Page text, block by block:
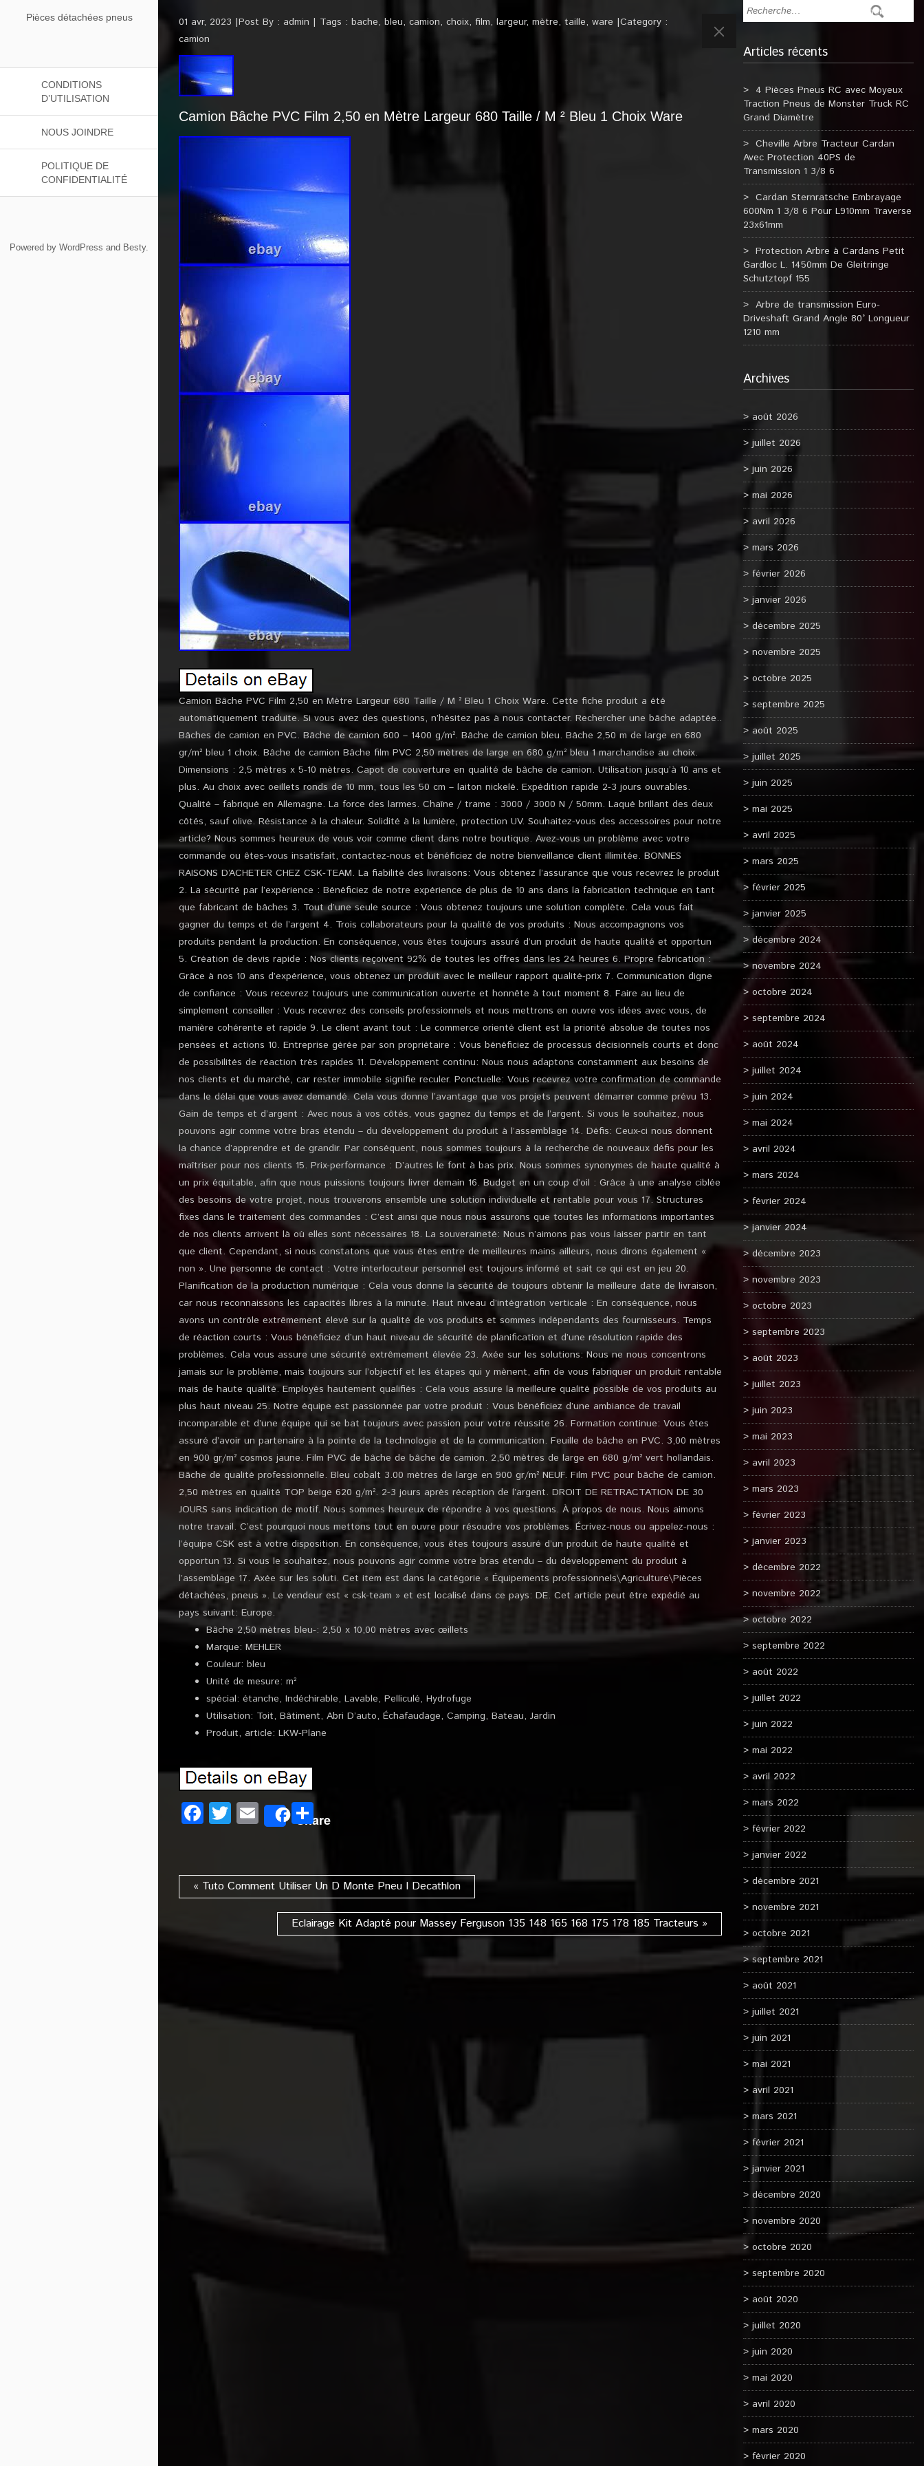
Pièces détachées pneus
CONDITIONS
D’UTILISATION
NOUS JOINDRE
POLITIQUE DE
CONFIDENTIALITÉ
Powered by WordPress and Besty.
01 avr, 2023 Post By : admin Tags : bache, bleu, camion, choix, film, largeur, mètre, taille, ware Category :
camion
Camion Bâche PVC Film 2,50 en Mètre Largeur 680 Taille / M ² Bleu 1 Choix Ware
Camion Bâche PVC Film 2,50 en Mètre Largeur 680 Taille / M ² Bleu 1 Choix Ware. Cette fiche produit a été
automatiquement traduite. Si vous avez des questions, n’hésitez pas à nous contacter. Rechercher une bâche adaptée..
Bâches de camion en PVC. Bâche de camion 600 – 1400 g/m². Bâche de camion bleu. Bâche 2,50 m de large en 680
gr/m² bleu 1 choix. Bâche de camion Bâche film PVC 2,50 mètres de large en 680 g/m² bleu 1 marchandise au choix.
Dimensions : 2,5 mètres x 5-10 mètres. Capot de couverture en qualité de bâche de camion. Utilisation jusqu’à 10 ans et
plus. Au choix avec oeillets ronds de 10 mm, tous les 50 cm – laiton nickelé. Expédition rapide 2-3 jours ouvrables.
Qualité – fabriqué en Allemagne. La force des larmes. Chaîne / trame : 3000 / 3000 N / 50mm. Laqué brillant des deux
côtés, sauf olive. Résistance à la chaleur. Solidité à la lumière, protection UV. Souhaitez-vous des accessoires pour notre
article? Nous sommes heureux de vous voir comme client dans notre boutique. Avez-vous un problème avec votre
commande ou êtes-vous insatisfait, contactez-nous et bénéficiez de notre bienveillance client illimitée. BONNES
RAISONS D’ACHETER CHEZ CSK-TEAM. La fiabilité des livraisons: Vous obtenez l’assurance que vous recevrez le produit
2. La sécurité par l’expérience : Bénéficiez de notre expérience de plus de 10 ans dans la fabrication technique en tant
que fabricant de bâches 3. Tout d’une seule source : Vous obtenez toujours une solution complète. Cela vous fait
gagner du temps et de l’argent 4. Trois collaborateurs pour la qualité de vos produits : Nous accompagnons vos
produits pendant la production. En conséquence, vous êtes toujours assuré d’un produit de haute qualité et opportun
5. Création de devis rapide : Nos clients reçoivent 92% de toutes les offres dans les 24 heures 6. Propre fabrication :
Grâce à nos 10 ans d’expérience, vous obtenez un produit avec le meilleur rapport qualité-prix 7. Communication digne
de confiance : Vous recevrez toujours une communication ouverte et honnête à tout moment 8. Faire au lieu de
simplement conseiller : Vous recevrez des conseils professionnels et nous mettrons en ouvre vos idées avec vous, de
manière cohérente et rapide 9. Le client avant tout : Le commerce orienté client est la priorité absolue de toutes nos
pensées et actions 10. Entreprise gérée par son propriétaire : Vous bénéficiez de processus décisionnels courts et donc
de possibilités de réaction très rapides 11. Développement continu: Nous nous adaptons constamment aux besoins de
nos clients et du marché, car rester immobile signifie reculer. Ponctuelle: Vous recevrez votre confirmation de commande
dans le délai que vous avez demandé. Cela vous donne l’avantage que vos projets peuvent démarrer comme prévu 13.
Gain de temps et d’argent : Avec nous à vos côtés, vous gagnez du temps et de l’argent. Si vous le souhaitez, nous
pouvons agir comme votre bras étendu – du développement du produit à l’assemblage 14. Défis: Ceux-ci nous donnent
la chance d’apprendre et de grandir. Par conséquent, nous sommes toujours à la recherche de nouveaux défis pour les
maîtriser pour nos clients 15. Prix-performance : D’autres le font à bas prix. Nous sommes synonymes de haute qualité à
un prix équitable, afin que nous puissions toujours livrer demain 16. Budget en un coup d’oil : Grâce à une analyse ciblée
des besoins de votre projet, nous trouverons ensemble une solution individuelle et rentable pour vous 17. Structures
fixes dans le traitement des commandes : C’est ainsi que nous nous assurons que toutes les informations importantes
de nos clients arrivent là où elles sont nécessaires 18. La souveraineté: Nous n’aimons pas vous laisser partir en tant
que client. Cependant, si nous constatons que vous êtes entre de meilleures mains ailleurs, nous dirons également «
non ». Une personne de contact : Votre interlocuteur personnel est toujours informé et sait ce qui est en jeu 20.
Planification de la production numérique : Cela vous donne la sécurité de toujours obtenir la meilleure date de livraison,
car nous reconnaissons les capacités libres à la minute. Haut niveau d’intégration verticale : En conséquence, nous
avons un contrôle extrêmement élevé sur la qualité de vos produits et sommes indépendants des fournisseurs. Temps
de réaction courts : Vous bénéficiez d’un haut niveau de sécurité de planification et d’une résolution rapide des
problèmes. Cela vous assure une sécurité extrêmement élevée 23. Axée sur les solutions: Nous ne nous concentrons
jamais sur le problème, mais toujours sur l’objectif et les étapes qui y mènent, afin de vous fabriquer un produit rentable
mais de haute qualité. Employés hautement qualifiés : Cela vous assure la meilleure qualité possible de vos produits au
plus haut niveau 25. Notre équipe est passionnée par votre produit : Vous bénéficiez d’une ambiance de travail
incomparable et d’une équipe qui se bat toujours avec passion pour votre réussite 26. Formation continue: Vous êtes
assuré d’avoir un partenaire à la pointe de la technologie et de la communication. Feuille de bâche en PVC. 3,00 mètres
en 900 gr/m² cosmos jaune. Film PVC de bâche de bâche de camion. 2,50 mètres de large en 680 g/m² vert hollandais.
Bâche de qualité professionnelle. Bleu cobalt 3.00 mètres de large en 900 gr/m² NEUF. Film PVC pour bâche de camion.
2,50 mètres en qualité TOP beige 620 g/m². 2-3 jours après réception de l’argent. DROIT DE RETRACTATION DE 30
JOURS sans indication de motif. Nous sommes heureux de répondre à vos questions. À propos de nous. Nous aimons
notre travail. C’est pourquoi nous mettons tout en ouvre pour résoudre vos problèmes. Écrivez-nous ou appelez-nous :
l’équipe CSK est à votre disposition. En conséquence, vous êtes toujours assuré d’un produit de haute qualité et
opportun 13. Si vous le souhaitez, nous pouvons agir comme votre bras étendu – du développement du produit à
l’assemblage 17. Axée sur les soluti. Cet item est dans la catégorie « Équipements professionnels\Agriculture\Pièces
détachées, pneus ». Le vendeur est « csk-team » et est localisé dans ce pays: DE. Cet article peut être expédié au
pays suivant: Europe.
Bâche 2,50 mètres bleu-: 2,50 x 10,00 mètres avec œillets
Marque: MEHLER
Couleur: bleu
Unité de mesure: m²
spécial: étanche, Indéchirable, Lavable, Pelliculé, Hydrofuge
Utilisation: Toit, Bâtiment, Abri D’auto, Échafaudage, Camping, Bateau, Jardin
Produit, article: LKW-Plane
Facebook
Twitter
EmailSharePartager
« Tuto Comment Utiliser Un D Monte Pneu I Decathlon
Eclairage Kit Adapté pour Massey Ferguson 135 148 165 168 175 178 185 Tracteurs »
Articles récents
4 Pièces Pneus RC avec Moyeux
Traction Pneus de Monster Truck RC
Grand Diamètre
Cheville Arbre Tracteur Cardan
Avec Protection 40PS de
Transmission 1 3/8 6
Cardan Sternratsche Embrayage
600Nm 1 3/8 6 Pour L910mm Traverse
23x61mm
Protection Arbre à Cardans Petit
Gardloc L. 1450mm De Gleitringe
Schutztopf 155
Arbre de transmission Euro-
Driveshaft Grand Angle 80° Longueur
1210 mm
Archives
août 2026
juillet 2026
juin 2026
mai 2026
avril 2026
mars 2026
février 2026
janvier 2026
décembre 2025
novembre 2025
octobre 2025
septembre 2025
août 2025
juillet 2025
juin 2025
mai 2025
avril 2025
mars 2025
février 2025
janvier 2025
décembre 2024
novembre 2024
octobre 2024
septembre 2024
août 2024
juillet 2024
juin 2024
mai 2024
avril 2024
mars 2024
février 2024
janvier 2024
décembre 2023
novembre 2023
octobre 2023
septembre 2023
août 2023
juillet 2023
juin 2023
mai 2023
avril 2023
mars 2023
février 2023
janvier 2023
décembre 2022
novembre 2022
octobre 2022
septembre 2022
août 2022
juillet 2022
juin 2022
mai 2022
avril 2022
mars 2022
février 2022
janvier 2022
décembre 2021
novembre 2021
octobre 2021
septembre 2021
août 2021
juillet 2021
juin 2021
mai 2021
avril 2021
mars 2021
février 2021
janvier 2021
décembre 2020
novembre 2020
octobre 2020
septembre 2020
août 2020
juillet 2020
juin 2020
mai 2020
avril 2020
mars 2020
février 2020